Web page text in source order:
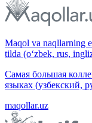
Maqol va naqllarning
tilda (o‘zbek, rus,
Самая большая
языках (узбекский,
maqollar.uz